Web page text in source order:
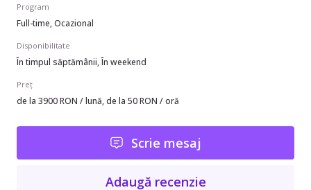
Program
Full-time, Ocazional
Disponibilitate
În timpul săptămânii, În weekend
Preț
de la 3900 RON / lună, de la 50 RON / oră
Scrie mesaj
Adaugă recenzie